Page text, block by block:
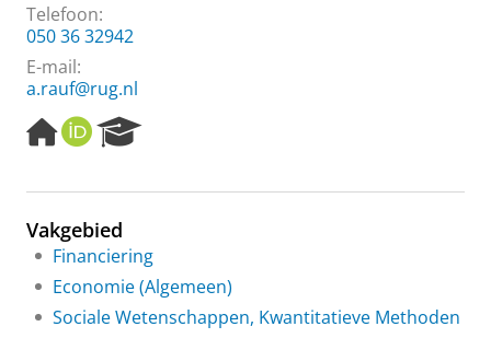
Telefoon:
050 36 32942
E-mail:
a.rauf@rug.nl
H
o
e
a
g
e
O
R
I
e
c
h
P
o
Vakgebied
Financiering
Economie (Algemeen)
Sociale Wetenschappen, Kwantitatieve Methoden